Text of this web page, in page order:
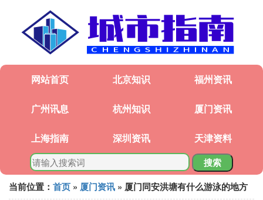
网站首页 北京知识 福州资讯
广州讯息 杭州知识 厦门资讯
上海指南 深圳资讯 天津资料
搜索
当前位置： 首页 » 厦门资讯 » 厦门同安洪塘有什么游泳的地方